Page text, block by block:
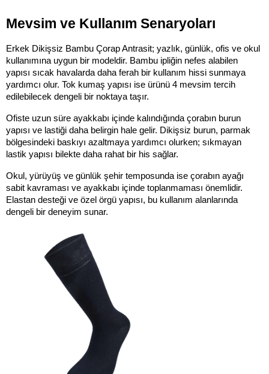
Mevsim ve Kullanım Senaryoları
Erkek Dikişsiz Bambu Çorap Antrasit; yazlık, günlük, ofis ve okul
kullanımına uygun bir modeldir. Bambu ipliğin nefes alabilen
yapısı sıcak havalarda daha ferah bir kullanım hissi sunmaya
yardımcı olur. Tok kumaş yapısı ise ürünü 4 mevsim tercih
edilebilecek dengeli bir noktaya taşır.
Ofiste uzun süre ayakkabı içinde kalındığında çorabın burun
yapısı ve lastiği daha belirgin hale gelir. Dikişsiz burun, parmak
bölgesindeki baskıyı azaltmaya yardımcı olurken; sıkmayan
lastik yapısı bilekte daha rahat bir his sağlar.
Okul, yürüyüş ve günlük şehir temposunda ise çorabın ayağı
sabit kavraması ve ayakkabı içinde toplanmaması önemlidir.
Elastan desteği ve özel örgü yapısı, bu kullanım alanlarında
dengeli bir deneyim sunar.